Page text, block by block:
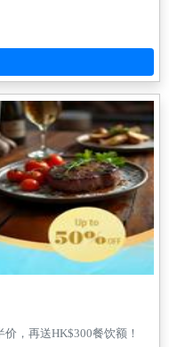
，再送HK$300餐饮额！